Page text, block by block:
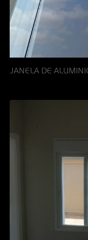
JANELA DE